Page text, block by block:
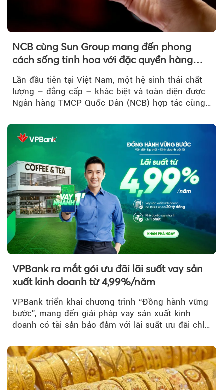
NCB cùng Sun Group mang đến phong
cách sống tinh hoa với đặc quyền hàng
Lần đầu tiên tại Việt Nam, một hệ sinh thái chất
lượng – đẳng cấp – khác biệt và toàn diện được
Ngân hàng TMCP Quốc Dân (NCB) hợp tác cùng
VPBank ra mắt gói ưu đãi lãi suất vay sản
xuất kinh doanh từ 4,99%/năm
VPBank triển khai chương trình “Đồng hành vững
bước”, mang đến giải pháp vay sản xuất kinh
doanh có tài sản bảo đảm với lãi suất ưu đãi chỉ